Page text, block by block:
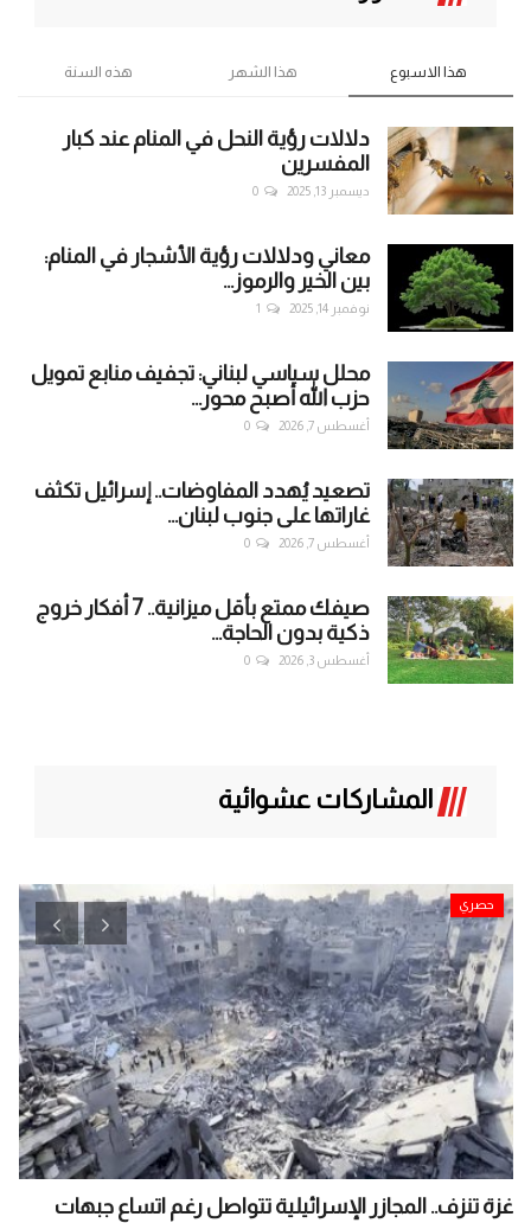
هذا الاسبوع هذا الشهر هذه السنة
دلالات رؤية النحل في المنام عند كبار
المفسرين
ديسمبر 13, 2025 0
معاني ودلالات رؤية الأشجار في المنام:
بين الخير والرموز...
نوفمبر 14, 2025 1
محلل سياسي لبناني: تجفيف منابع تمويل
حزب الله أصبح محور...
أغسطس 7, 2026 0
تصعيد يُهدد المفاوضات.. إسرائيل تكثف
غاراتها على جنوب لبنان...
أغسطس 7, 2026 0
صيفك ممتع بأقل ميزانية.. 7 أفكار خروج
ذكية بدون الحاجة...
أغسطس 3, 2026 0
المشاركات عشوائية
حصري
غزة تنزف.. المجازر الإسرائيلية تتواصل رغم اتساع جبهات